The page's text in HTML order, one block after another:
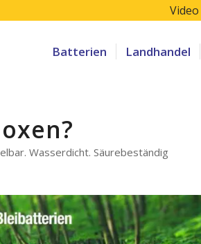
Video
Batterien Landhandel
Wasserdicht. Säurebeständig